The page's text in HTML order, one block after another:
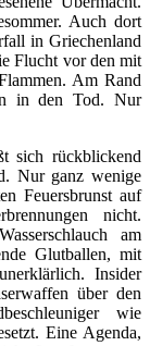
Auch dort
in Griechenland
Flucht vor den mit
Am Rand
in den Tod. Nur
sich rückblickend
Nur ganz wenige
Feuersbrunst auf
nicht.
am
Glutballen, mit
Insider
über den
wie
Eine Agenda,